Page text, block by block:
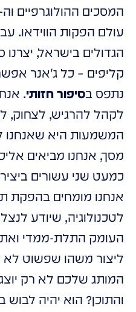
עולם הפקות הווידאו.
הגדולים בישראל,
קליפים – כל ג'אנר
נתפס בסיפור חזותי.
לקהל להרגיש, לצחוק,
המשמעות היא שאנחנו
מסך, אנחנו מביאים
כמעט שני עשורים
אנחנו מומחים בהפקת
העומק התלת-ממדי
ליצור משהו שפשוט
המותג שלכם לא רק
והתוכן? הוא יהיה לבוש